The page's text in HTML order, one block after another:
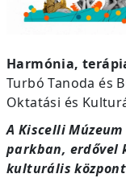
Harmónia,
Turbó Tanoda és
Oktatási és
A Kiscelli
parkban,
kulturális